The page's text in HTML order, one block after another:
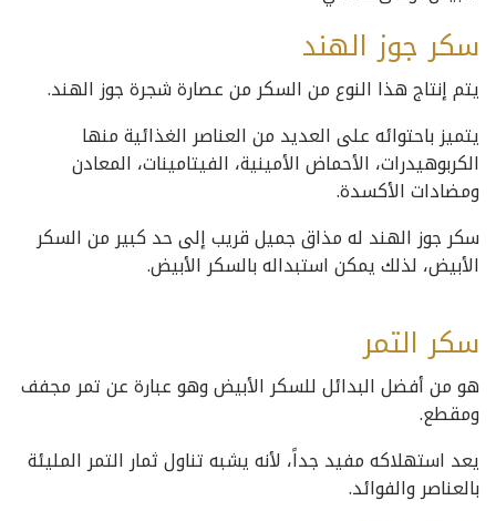
سكر جوز الهند
يتم إنتاج هذا النوع من السكر من عصارة شجرة جوز الهند.
يتميز باحتوائه على العديد من العناصر الغذائية منها
الكربوهيدرات، الأحماض الأمينية، الفيتامينات، المعادن
ومضادات الأكسدة.
سكر جوز الهند له مذاق جميل قريب إلى حد كبير من السكر
الأبيض، لذلك يمكن استبداله بالسكر الأبيض.
سكر التمر
هو من أفضل البدائل للسكر الأبيض وهو عبارة عن تمر مجفف
ومقطع.
يعد استهلاكه مفيد جداً، لأنه يشبه تناول ثمار التمر المليئة
بالعناصر والفوائد.